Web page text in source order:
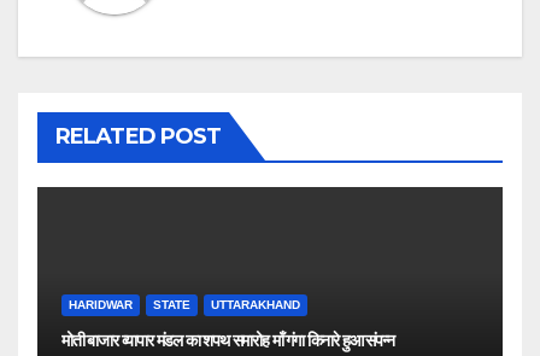
RELATED POST
HARIDWAR STATE UTTARAKHAND
मोती बाजार व्यापार मंडल का शपथ समारोह माँ गंगा किनारे हुआ संपन्न